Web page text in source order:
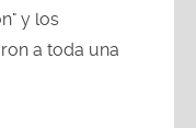
y los
a toda una